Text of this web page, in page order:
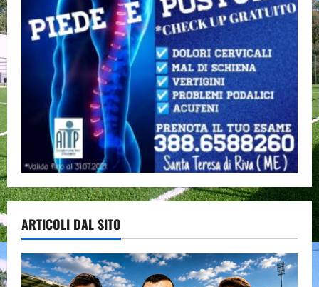
ARTICOLI DAL SITO